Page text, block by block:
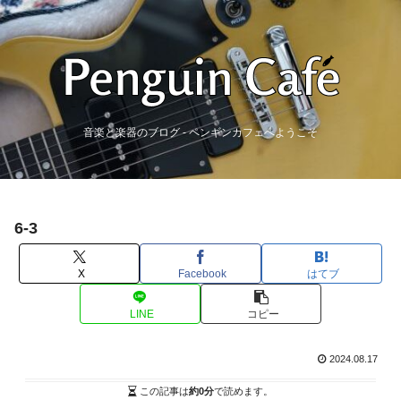
音楽と楽器のブログ - ペンギンカフェへようこそ
6-3
X Facebook はてブ
LINE コピー
2024.08.17
この記事は約0分で読めます。